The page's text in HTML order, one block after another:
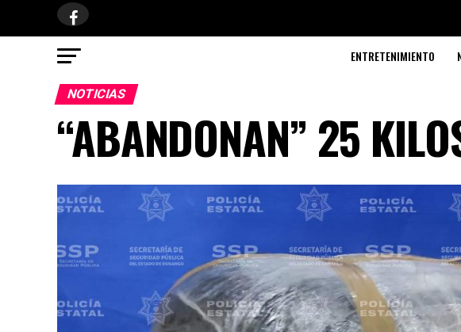
ENTRETENIMIENTO
NOTICIAS
“ABANDONAN” 25